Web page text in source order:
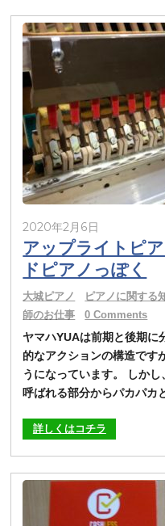
2020年2月6日
アップライトピ
ドピアノっぽく
大城ピアノ ピアノに関する
師のお仕事
0 Comments
ヤマハYUAは前期と後期に
的なアクションの構造です
うになっています。 しか
呼ばれる部分からパカパ
詳しくはコチラ